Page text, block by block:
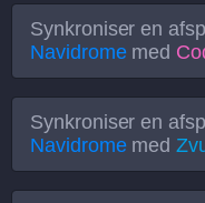
Synkroniser en
Navidromemed
Synkroniser en
Navidromemed